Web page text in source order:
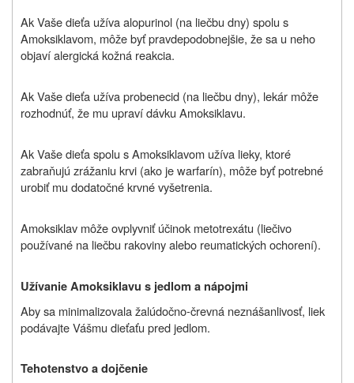
Ak Vaše dieťa užíva alopurinol (na liečbu dny) spolu s
Amoksiklavom, môže byť pravdepodobnejšie, že sa u neho
objaví alergická kožná reakcia.
Ak Vaše dieťa užíva probenecid (na liečbu dny), lekár môže
rozhodnúť, že mu upraví dávku Amoksiklavu.
Ak Vaše dieťa spolu s Amoksiklavom užíva lieky, ktoré
zabraňujú zrážaniu krvi (ako je warfarín), môže byť potrebné
urobiť mu dodatočné krvné vyšetrenia.
Amoksiklav môže ovplyvniť účinok metotrexátu (liečivo
používané na liečbu rakoviny alebo reumatických ochorení).
Užívanie Amoksiklavu s jedlom a nápojmi
Aby sa minimalizovala žalúdočno-črevná neznášanlivosť, liek
podávajte Vášmu dieťaťu pred jedlom.
Tehotenstvo a dojčenie